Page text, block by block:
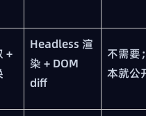
+
Headless 渲
染 + DOM
diff
不需要
本就公